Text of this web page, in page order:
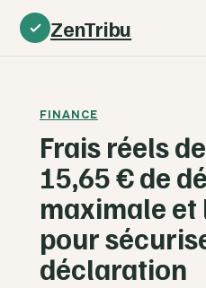
ZenTribu
FINANCE
Frais réels
15,65 € de
maximale et
pour
déclaration